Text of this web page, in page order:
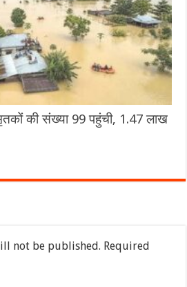
की संख्या 99 पहुंची, 1.47 लाख
not be published. Required